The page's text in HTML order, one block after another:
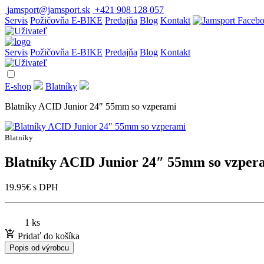
jamsport@jamsport.sk +421 908 128 057
Servis Požičovňa E-BIKE Predajňa Blog Kontakt
Servis Požičovňa E-BIKE Predajňa Blog Kontakt
E-shop
Blatníky
Blatníky ACID Junior 24″ 55mm so vzperami
Blatníky
Blatníky ACID Junior 24″ 55mm so
19.95€ s DPH
1 ks
Pridať do košíka
Popis od výrobcu